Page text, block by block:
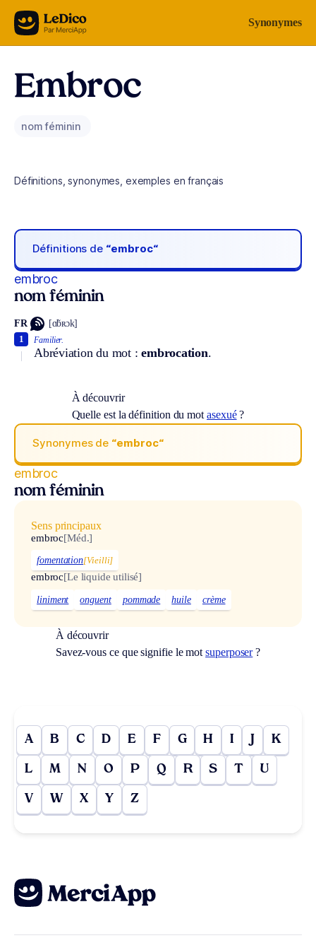
Aller au contenu Synonymes
Embroc
nom féminin
Définitions, synonymes, exemples en français
Définitions de “embroc“
embroc
nom féminin
FR [ɑ̃bʀɔk]
Familier.
Abréviation du mot :embrocation.
1
À découvrir
Quelle est la définition du motasexué?
Synonymes de “embroc“
embroc
nom féminin
Sens principaux
embroc[Méd.]
fomentation[Vieilli]
embroc[Le liquide utilisé]
liniment onguent pommade huile crème
À découvrir
Savez-vous ce que signifie le motsuperposer?
A B C D E F G H I J K
L M N O P Q R S T U
V W X Y Z